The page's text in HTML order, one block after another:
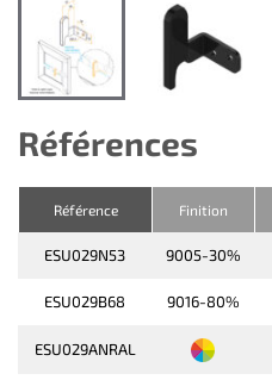
Références
Référence Finition
ESU029N53 9005-30%
ESU029B68 9016-80%
ESU029ANRAL